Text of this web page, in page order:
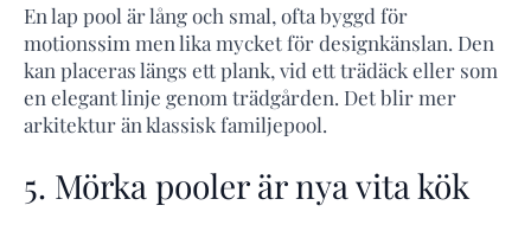
En lap pool är lång och smal, ofta byggd för
motionssim men lika mycket för designkänslan. Den
kan placeras längs ett plank, vid ett trädäck eller som
en elegant linje genom trädgården. Det blir mer
arkitektur än klassisk familjepool.
5. Mörka pooler är nya vita kök